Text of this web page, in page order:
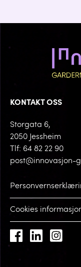
KONTAKT OSS
Storgata 6,
2050 Jessheim
Tlf: 64 82 22 90
post@innovasjon-
Cookies